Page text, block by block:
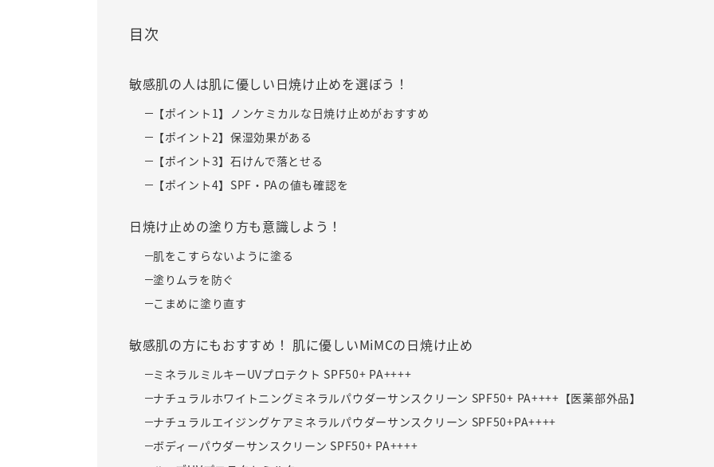
目次
敏感肌の人は肌に優しい日焼け止めを選ぼう！
【ポイント1】ノンケミカルな日焼け止めがおすすめ
【ポイント2】保湿効果がある
【ポイント3】石けんで落とせる
【ポイント4】SPF・PAの値も確認を
日焼け止めの塗り方も意識しよう！
肌をこすらないように塗る
塗りムラを防ぐ
こまめに塗り直す
敏感肌の方にもおすすめ！ 肌に優しいMiMCの日焼け止め
ミネラルミルキーUVプロテクト SPF50+ PA++++
ナチュラルホワイトニングミネラルパウダーサンスクリーン SPF50+ PA++++【医薬部外品】
ナチュラルエイジングケアミネラルパウダーサンスクリーン SPF50+PA++++
ボディーパウダーサンスクリーン SPF50+ PA++++